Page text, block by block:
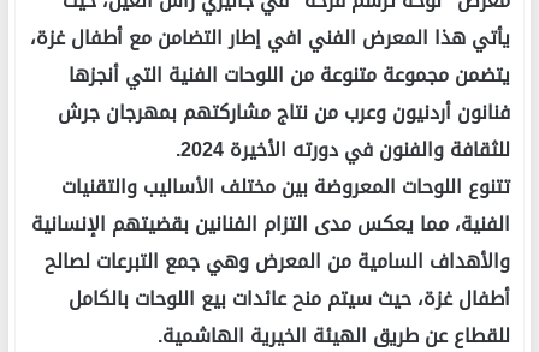
يأتي هذا المعرض الفني افي إطار التضامن مع أطفال غزة،
يتضمن مجموعة متنوعة من اللوحات الفنية التي أنجزها
فنانون أردنيون وعرب من نتاج مشاركتهم بمهرجان جرش
للثقافة والفنون في دورته الأخيرة 2024.
تتنوع اللوحات المعروضة بين مختلف الأساليب والتقنيات
الفنية، مما يعكس مدى التزام الفنانين بقضيتهم الإنسانية
والأهداف السامية من المعرض وهي جمع التبرعات لصالح
أطفال غزة، حيث سيتم منح عائدات بيع اللوحات بالكامل
للقطاع عن طريق الهيئة الخيرية الهاشمية.